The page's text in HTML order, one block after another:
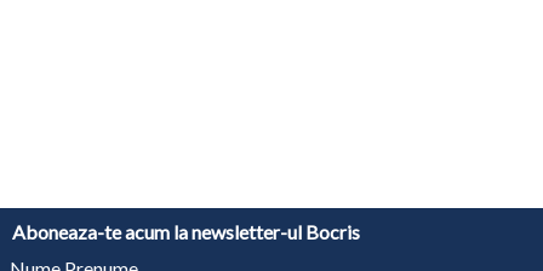
Aboneaza-te acum la newsletter-ul Bocris